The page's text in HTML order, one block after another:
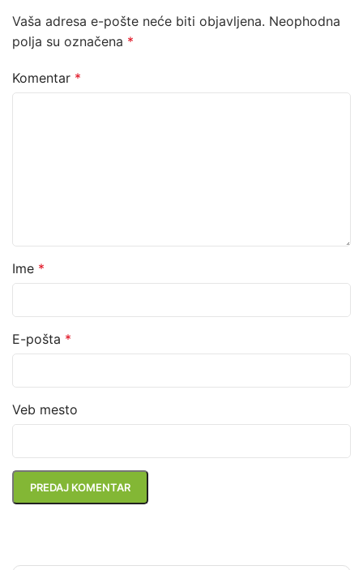
Vaša adresa e-pošte neće biti objavljena. Neophodna
polja su označena *
Komentar *
Ime *
E-pošta *
Veb mesto